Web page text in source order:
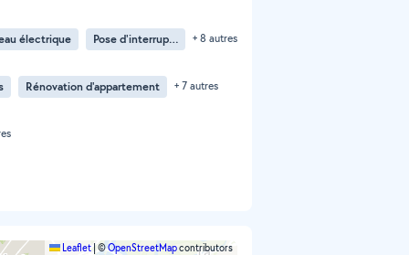
électrique Pose d'interrupteur + 8 autres
Rénovation d'appartement + 7 autres
Leaflet|©OpenStreetMapcontributors